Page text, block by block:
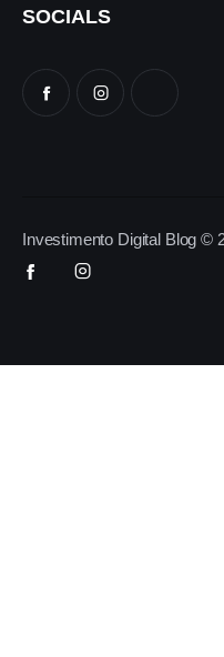
SOCIALS
Investimento Digital Blog ©